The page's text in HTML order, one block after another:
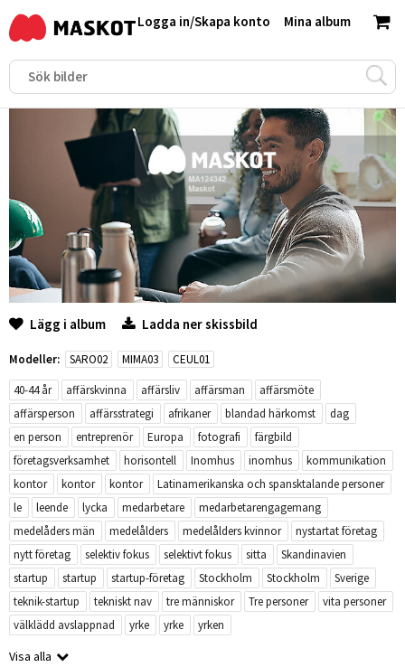
Mina album
Logga in/Skapa konto
Lägg i album Ladda ner skissbild
Modeller: SARO02 MIMA03
CEUL01
40-44 år
affärskvinna affärsliv affärsman
affärsmöte
affärsperson
affärsstrategi afrikaner blandad härkomst
dag
en person
entreprenör Europa fotografi
färgbild
företagsverksamhet
horisontell Inomhus inomhus
kommunikation
kontor
kontor kontor
Latinamerikanska och spansktalande personer
le
leende lycka medarbetare
medarbetarengagemang
medelåders män
medelålders medelålders kvinnor
nystartat företag
nytt företag
selektiv fokus selektivt fokus sitta
Skandinavien
startup
startup startup-företag Stockholm Stockholm
Sverige
teknik-startup
tekniskt nav tre människor Tre personer
vita personer
välklädd avslappnad
yrke yrke yrken
Visa alla